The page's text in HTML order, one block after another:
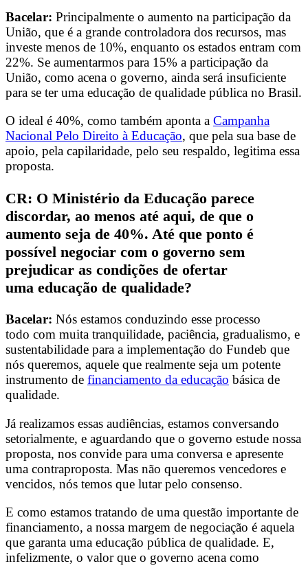
Bacelar: Principalmente o aumento na participação da
União, que é a grande controladora dos recursos, mas
investe menos de 10%, enquanto os estados entram com
22%. Se aumentarmos para 15% a participação da
União, como acena o governo, ainda será insuficiente
para se ter uma educação de qualidade pública no Brasil.
O ideal é 40%, como também aponta a Campanha
Nacional Pelo Direito à Educação, que pela sua base de
apoio, pela capilaridade, pelo seu respaldo, legitima essa
proposta.
CR: O Ministério da Educação parece
discordar, ao menos até aqui, de que o
aumento seja de 40%. Até que ponto é
possível negociar com o governo sem
prejudicar as condições de ofertar
uma educação de qualidade?
Bacelar: Nós estamos conduzindo esse processo
todo com muita tranquilidade, paciência, gradualismo, e
sustentabilidade para a implementação do Fundeb que
nós queremos, aquele que realmente seja um potente
instrumento de financiamento da educação básica de
qualidade.
Já realizamos essas audiências, estamos conversando
setorialmente, e aguardando que o governo estude nossa
proposta, nos convide para uma conversa e apresente
uma contraproposta. Mas não queremos vencedores e
vencidos, nós temos que lutar pelo consenso.
E como estamos tratando de uma questão importante de
financiamento, a nossa margem de negociação é aquela
que garanta uma educação pública de qualidade. E,
infelizmente, o valor que o governo acena como